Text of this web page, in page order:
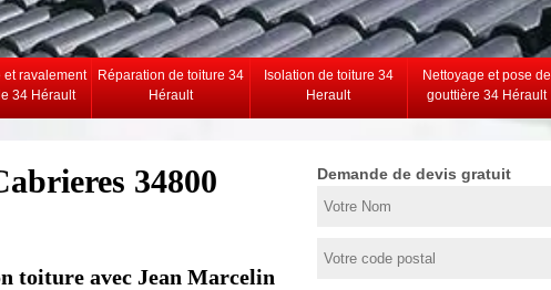
et ravalement
34 Hérault
Réparation de toiture 34
Hérault
Isolation de toiture 34
Herault
Nettoyage et pose de
gouttière 34 Hérault
34800
toiture avec Jean Marcelin
Demande de devis gratuit